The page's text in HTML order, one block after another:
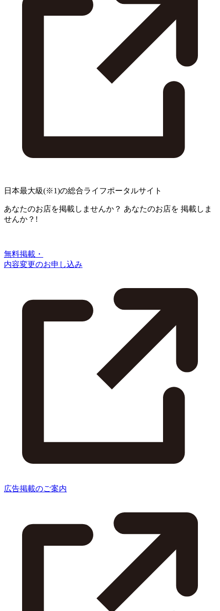
日本最大級(※1)の総合ライフポータルサイト
あなたのお店を掲載しませんか？ あなたのお店を 掲載しま
せんか？!
無料掲載・
内容変更のお申し込み
広告掲載のご案内